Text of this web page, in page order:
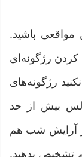
مواقعی باشید.
كردن رژگونه‌ای
رژگونه‌های
بیش از حد
آرایش شب هم
تشخیص بدهید.